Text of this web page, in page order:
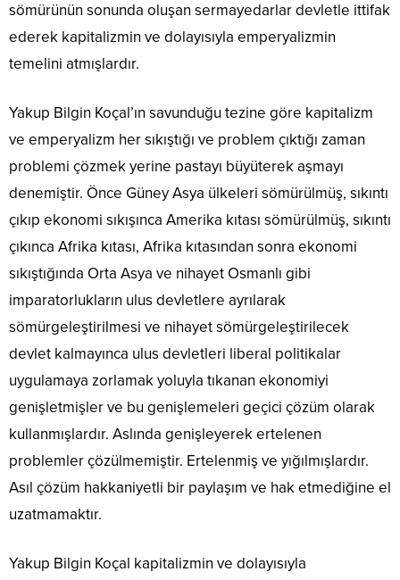
sömürünün sonunda oluşan sermayedarlar devletle ittifak
ederek kapitalizmin ve dolayısıyla emperyalizmin
temelini atmışlardır.
Yakup Bilgin Koçal’ın savunduğu tezine göre kapitalizm
ve emperyalizm her sıkıştığı ve problem çıktığı zaman
problemi çözmek yerine pastayı büyüterek aşmayı
denemiştir. Önce Güney Asya ülkeleri sömürülmüş, sıkıntı
çıkıp ekonomi sıkışınca Amerika kıtası sömürülmüş, sıkıntı
çıkınca Afrika kıtası, Afrika kıtasından sonra ekonomi
sıkıştığında Orta Asya ve nihayet Osmanlı gibi
imparatorlukların ulus devletlere ayrılarak
sömürgeleştirilmesi ve nihayet sömürgeleştirilecek
devlet kalmayınca ulus devletleri liberal politikalar
uygulamaya zorlamak yoluyla tıkanan ekonomiyi
genişletmişler ve bu genişlemeleri geçici çözüm olarak
kullanmışlardır. Aslında genişleyerek ertelenen
problemler çözülmemiştir. Ertelenmiş ve yığılmışlardır.
Asıl çözüm hakkaniyetli bir paylaşım ve hak etmediğine el
uzatmamaktır.
Yakup Bilgin Koçal kapitalizmin ve dolayısıyla